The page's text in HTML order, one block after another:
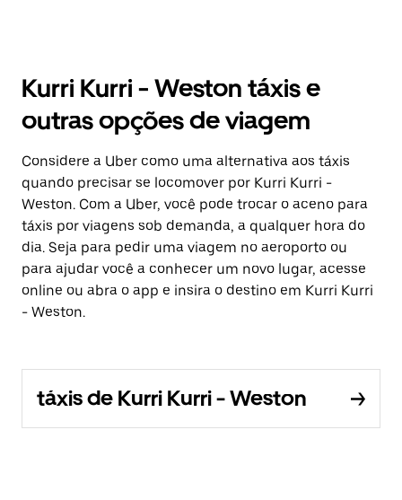
Kurri Kurri - Weston táxis e
outras opções de viagem
Considere a Uber como uma alternativa aos táxis
quando precisar se locomover por Kurri Kurri -
Weston. Com a Uber, você pode trocar o aceno para
táxis por viagens sob demanda, a qualquer hora do
dia. Seja para pedir uma viagem no aeroporto ou
para ajudar você a conhecer um novo lugar, acesse
online ou abra o app e insira o destino em Kurri Kurri
- Weston.
táxis de Kurri Kurri - Weston